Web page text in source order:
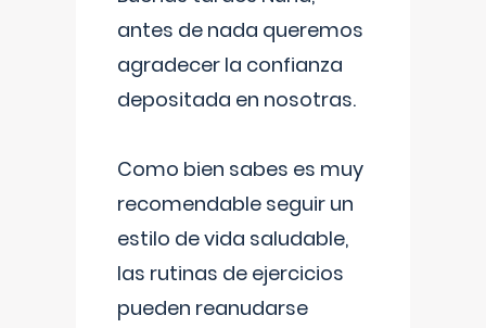
antes de nada queremos
agradecer la confianza
depositada en nosotras.
Como bien sabes es muy
recomendable seguir un
estilo de vida saludable,
las rutinas de ejercicios
pueden reanudarse